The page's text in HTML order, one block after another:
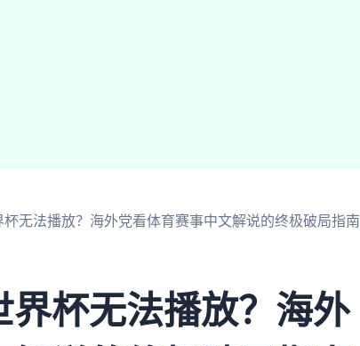
无法播放？海外党看体育赛事中文解说的终极破局指南
界杯无法播放？海外